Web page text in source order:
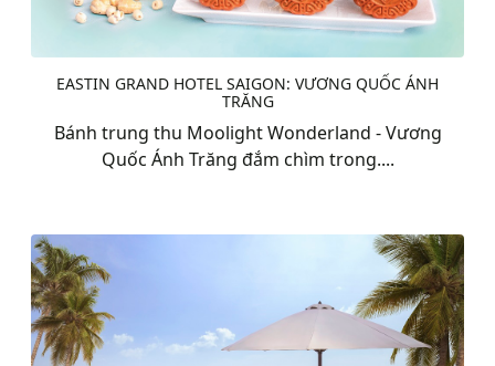
EASTIN GRAND HOTEL SAIGON: VƯƠNG QUỐC ÁNH
TRĂNG
Bánh trung thu Moolight Wonderland - Vương
Quốc Ánh Trăng đắm chìm trong....